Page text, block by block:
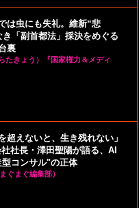
は虫にも失礼。維新“悲
き「副首都法」採決をめぐる
裏
たきょう）『国家権力＆メディ
超えないと、生き残れない」
社長・澤田聖陽が語る、AI
コンサル"の正体
ぐまぐ編集部）